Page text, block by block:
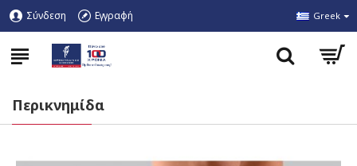
Σύνδεση Εγγραφή Greek
Περικνημίδα